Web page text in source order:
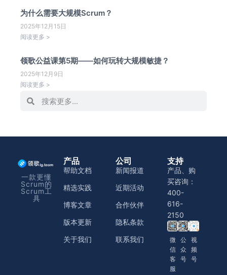
为什么需要大规模Scrum？
2025年12月15日
阅读更多 >
领歌公益课第5期——如何玩转大规模敏捷？
2025年12月9日
阅读更多 >
一款更懂
Scrum的
Scrum工
具
产品
帮助文档
精选实践
博客文章
版本更新
关于我们
公司
新闻报道
近期活动
合作伙伴
隐私条款
联系我们
支持
产品、购
买咨询：
400-
616-
2150
微
信
客
服
公
众
号
视
频
号